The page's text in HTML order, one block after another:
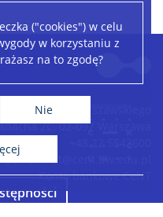
("cookies") w celu
w korzystaniu z
na to zgodę?
Nie
|©OpenStreetMapcontributors
Warszawskiego
2C, 02-097 Warszawa
sekretariat@cent.uw.edu.pl
Konto bankowe CeNT